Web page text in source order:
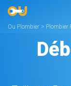
Ou Plombier > Plombier